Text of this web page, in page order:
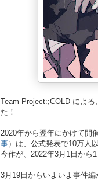
Team Project:;COLD によ
た！
2020年から翌年にかけて開
事）は、公式発表で10万人
今作が、2022年3月1日から
3月19日からいよいよ事件